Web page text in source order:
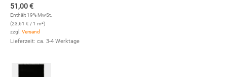
0out of 5
51,00€
Enthält 19% MwSt.
(23,61 € / 1 m²)
zzgl. Versand
Lieferzeit: ca. 3-4 Werktage